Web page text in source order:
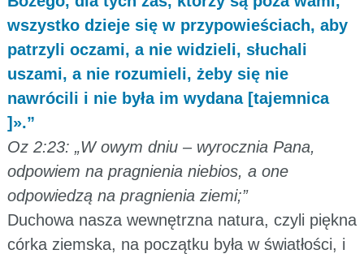
wszystko dzieje się w przypowieściach, aby
patrzyli oczami, a nie widzieli, słuchali
uszami, a nie rozumieli, żeby się nie
nawrócili i nie była im wydana [tajemnica
]».”
Oz 2:23: „W owym dniu – wyrocznia Pana,
odpowiem na pragnienia niebios, a one
odpowiedzą na pragnienia ziemi;”
Duchowa nasza wewnętrzna natura, czyli piękna
córka ziemska, na początku była w światłości, i